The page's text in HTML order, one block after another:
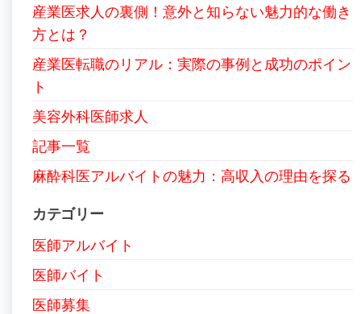
産業医求人の裏側！意外と知らない魅力的な働き
方とは？
産業医転職のリアル：実際の事例と成功のポイン
ト
美容外科医師求人
記事一覧
麻酔科医アルバイトの魅力：高収入の理由を探る
カテゴリー
医師アルバイト
医師バイト
医師募集